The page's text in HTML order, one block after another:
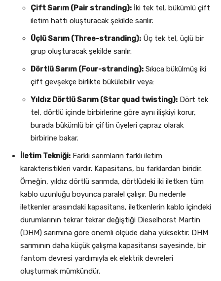
Çift Sarım (Pair stranding): İki tek tel, bükümlü çift
iletim hattı oluşturacak şekilde sarılır.
Üçlü Sarım (Three-stranding): Üç tek tel, üçlü bir
grup oluşturacak şekilde sarılır.
Dörtlü Sarım (Four-stranding): Sıkıca bükülmüş iki
çift gevşekçe birlikte bükülebilir veya:
Yıldız Dörtlü Sarım (Star quad twisting): Dört tek
tel, dörtlü içinde birbirlerine göre aynı ilişkiyi korur,
burada bükümlü bir çiftin üyeleri çapraz olarak
birbirine bakar.
İletim Tekniği: Farklı sarımların farklı iletim
karakteristikleri vardır. Kapasitans, bu farklardan biridir.
Örneğin, yıldız dörtlü sarımda, dörtlüdeki iki iletken tüm
kablo uzunluğu boyunca paralel çalışır. Bu nedenle
iletkenler arasındaki kapasitans, iletkenlerin kablo içindeki
durumlarının tekrar tekrar değiştiği Dieselhorst Martin
(DHM) sarımına göre önemli ölçüde daha yüksektir. DHM
sarımının daha küçük çalışma kapasitansı sayesinde, bir
fantom devresi yardımıyla ek elektrik devreleri
oluşturmak mümkündür.